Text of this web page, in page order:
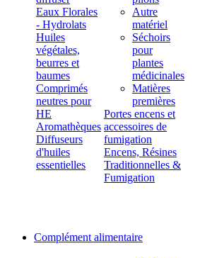
Eaux Florales
- Hydrolats
Huiles
végétales,
beurres et
baumes
Comprimés
neutres pour
HE
Aromathèques
Diffuseurs
d'huiles
essentielles
Autre
matériel
Séchoirs
pour
plantes
médicinales
Matières
premières
Portes encens et
accessoires de
fumigation
Encens, Résines
Traditionnelles &
Fumigation
Complément alimentaire